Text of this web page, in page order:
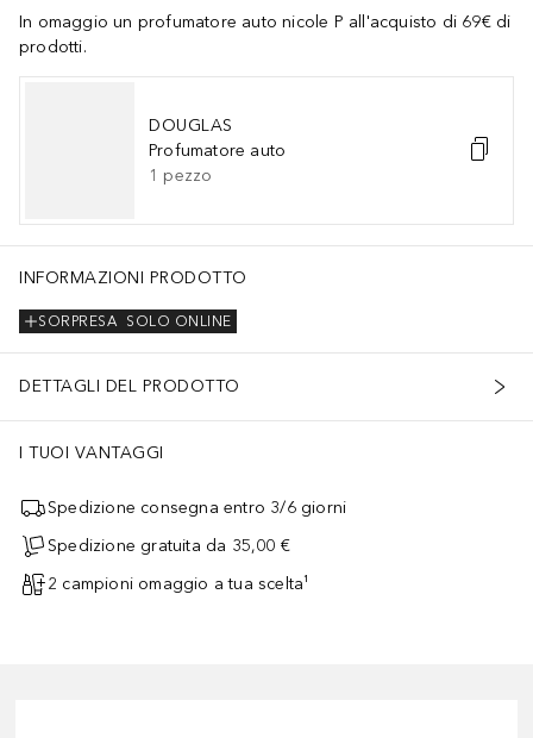
In omaggio un profumatore auto nicole P all'acquisto di 69€ di
prodotti.
DOUGLAS
Profumatore auto
1 pezzo
INFORMAZIONI PRODOTTO
SOLO ONLINE
SORPRESA
DETTAGLI DEL PRODOTTO
I TUOI VANTAGGI
Spedizione consegna entro 3/6 giorni
Spedizione gratuita da 35,00 €
2 campioni omaggio a tua scelta¹